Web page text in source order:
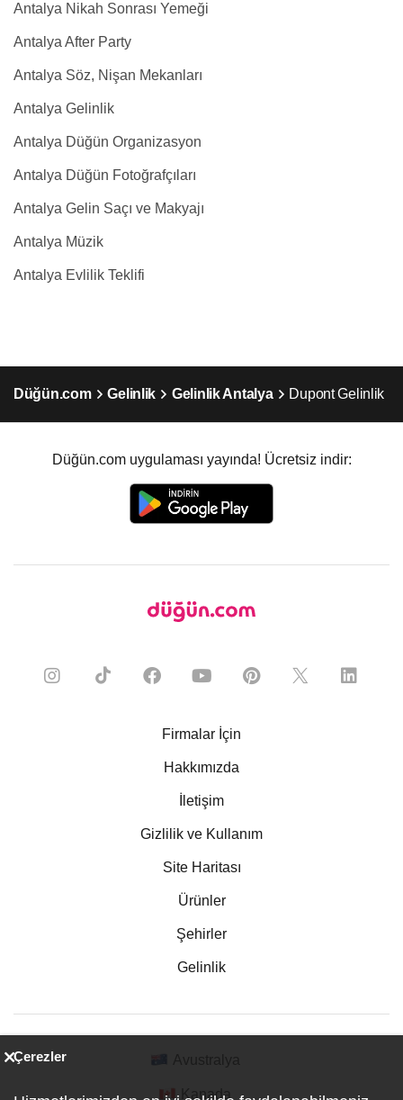
Antalya Nikah Sonrası Yemeği
Antalya After Party
Antalya Söz, Nişan Mekanları
Antalya Gelinlik
Antalya Düğün Organizasyon
Antalya Düğün Fotoğrafçıları
Antalya Gelin Saçı ve Makyajı
Antalya Müzik
Antalya Evlilik Teklifi
Düğün.com Gelinlik Gelinlik Antalya Dupont Gelinlik
Düğün.com uygulaması yayında! Ücretsiz indir:
Firmalar İçin
Hakkımızda
İletişim
Gizlilik ve Kullanım
Site Haritası
Ürünler
Şehirler
Gelinlik
Kanada
Çerezler